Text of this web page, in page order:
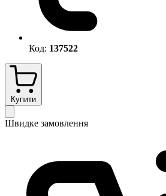
Код: 137522
Купити
Швидке замовлення